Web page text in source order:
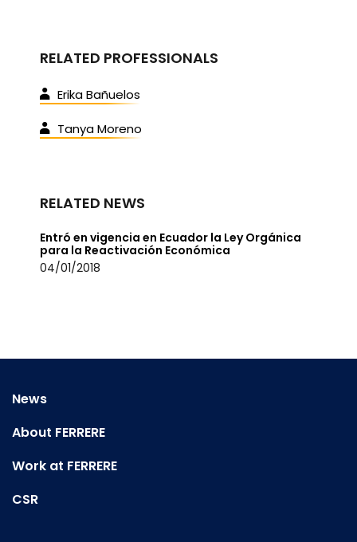
RELATED PROFESSIONALS
Erika Bañuelos
Tanya Moreno
RELATED NEWS
Entró en vigencia en Ecuador la Ley Orgánica
para la Reactivación Económica
04/01/2018
News
About FERRERE
Work at FERRERE
CSR